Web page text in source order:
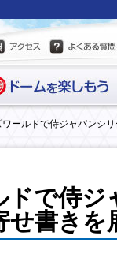
ールドで侍ジャパンシ
ドで侍
せ書きを